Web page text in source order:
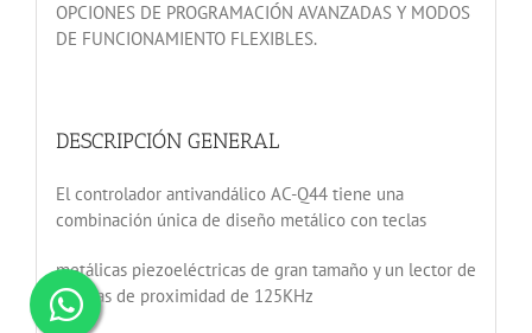
OPCIONES DE PROGRAMACIÓN AVANZADAS Y MODOS
DE FUNCIONAMIENTO FLEXIBLES.
DESCRIPCIÓN GENERAL
El controlador antivandálico AC-Q44 tiene una
combinación única de diseño metálico con teclas
metálicas piezoeléctricas de gran tamaño y un lector de
tarjetas de proximidad de 125KHz